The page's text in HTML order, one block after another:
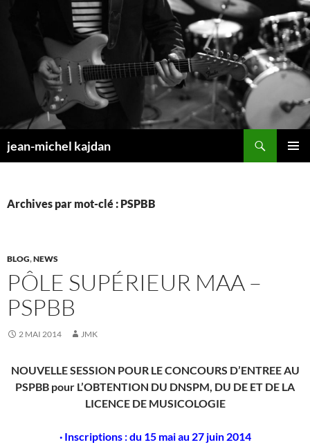
jean-michel kajdan
Archives par mot-clé : PSPBB
BLOG,NEWS
PÔLE SUPÉRIEUR MAA –
PSPBB
2 MAI 2014 JMK
NOUVELLE SESSION POUR LE CONCOURS D’ENTREE AU
PSPBB pour L’OBTENTION DU DNSPM, DU DE ET DE LA
LICENCE DE MUSICOLOGIE
· Inscriptions : du 15 mai au 27 juin 2014